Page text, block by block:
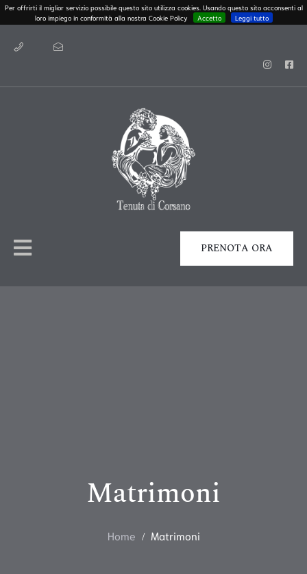
Per offrirti il miglior servizio possibile questo sito utilizza cookies. Usando questo sito acconsenti al
loro impiego in conformità alla nostra Cookie Policy
Accetto Leggi tutto
PRENOTA ORA
Matrimoni
Home Matrimoni